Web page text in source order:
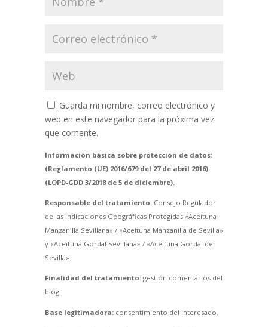
Guarda mi nombre, correo electrónico y
web en este navegador para la próxima vez
que comente.
Información básica sobre protección de datos:
(Reglamento (UE) 2016/679 del 27 de abril 2016)
(LOPD-GDD 3/2018 de 5 de diciembre).
Responsable del tratamiento:Consejo Regulador
de las Indicaciones Geográficas Protegidas «Aceituna
Manzanilla Sevillana» / «Aceituna Manzanilla de Sevilla»
y «Aceituna Gordal Sevillana» / «Aceituna Gordal de
Sevilla».
Finalidad del tratamiento:gestión comentarios del
blog.
Base legitimadora:consentimiento del interesado.